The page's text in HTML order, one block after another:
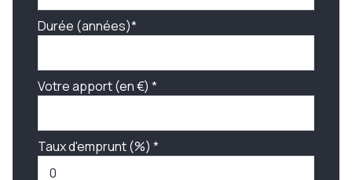
Durée (années)*
Votre apport (en €) *
Taux d'emprunt (%) *